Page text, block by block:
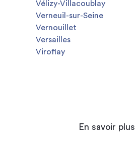
Vélizy-Villacoublay
Verneuil-sur-Seine
Vernouillet
Versailles
Viroflay
En savoir plus